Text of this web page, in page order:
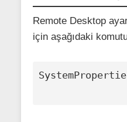
Remote Desktop
için aşağıdaki